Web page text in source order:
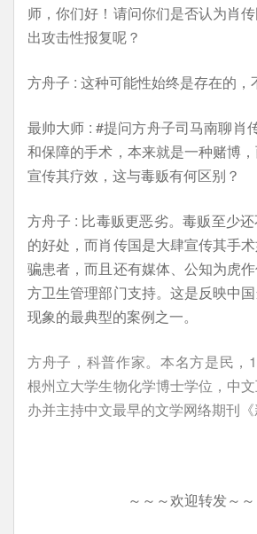
师，你们好！请问你们是否认为肖
出攻击性报复呢？
方舟子 : 这种可能性始终是存在的，
最帅大师 : #提问方舟子司马南聊肖
和保障的手术，本来就是一种赌博
宣传其疗效，这与毒贩有何区别？
方舟子 : 比毒贩更恶劣。毒贩至少
的好处，而肖传国是大肆宣传其手
骗患者，而且还有媒体、公知为虎
方卫生管理部门支持。这是反映中
现象的最典型的案例之一。
方舟子，科普作家。本名方是民，
根州立大学生物化学博士学位，中
办并主持中文最早的文学网络期刊《
～～～欢迎转发～～